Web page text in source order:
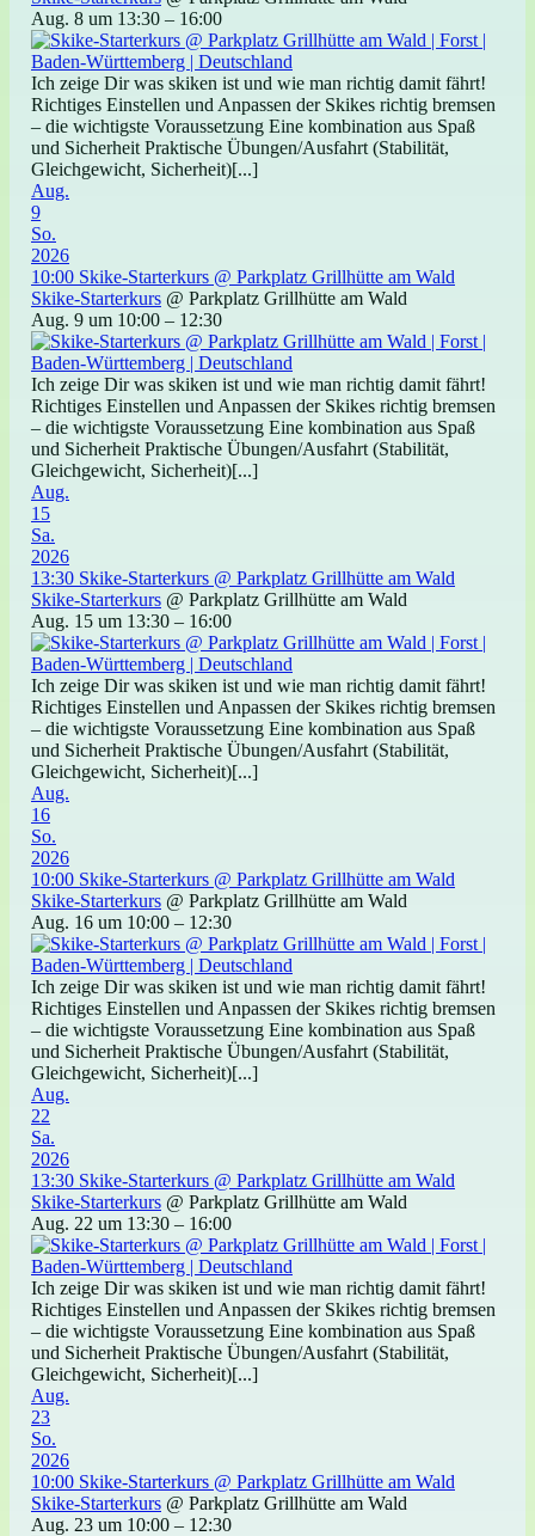
Aug. 8 um 13:30 – 16:00
Ich zeige Dir was skiken ist und wie man richtig damit fährt!
Richtiges Einstellen und Anpassen der Skikes richtig bremsen
– die wichtigste Voraussetzung Eine kombination aus Spaß
und Sicherheit Praktische Übungen/Ausfahrt (Stabilität,
Gleichgewicht, Sicherheit)[...]
Aug.
9
So.
2026
10:00 Skike-Starterkurs @ Parkplatz Grillhütte am Wald
Skike-Starterkurs @ Parkplatz Grillhütte am Wald
Aug. 9 um 10:00 – 12:30
Ich zeige Dir was skiken ist und wie man richtig damit fährt!
Richtiges Einstellen und Anpassen der Skikes richtig bremsen
– die wichtigste Voraussetzung Eine kombination aus Spaß
und Sicherheit Praktische Übungen/Ausfahrt (Stabilität,
Gleichgewicht, Sicherheit)[...]
Aug.
15
Sa.
2026
13:30 Skike-Starterkurs @ Parkplatz Grillhütte am Wald
Skike-Starterkurs @ Parkplatz Grillhütte am Wald
Aug. 15 um 13:30 – 16:00
Ich zeige Dir was skiken ist und wie man richtig damit fährt!
Richtiges Einstellen und Anpassen der Skikes richtig bremsen
– die wichtigste Voraussetzung Eine kombination aus Spaß
und Sicherheit Praktische Übungen/Ausfahrt (Stabilität,
Gleichgewicht, Sicherheit)[...]
Aug.
16
So.
2026
10:00 Skike-Starterkurs @ Parkplatz Grillhütte am Wald
Skike-Starterkurs @ Parkplatz Grillhütte am Wald
Aug. 16 um 10:00 – 12:30
Ich zeige Dir was skiken ist und wie man richtig damit fährt!
Richtiges Einstellen und Anpassen der Skikes richtig bremsen
– die wichtigste Voraussetzung Eine kombination aus Spaß
und Sicherheit Praktische Übungen/Ausfahrt (Stabilität,
Gleichgewicht, Sicherheit)[...]
Aug.
22
Sa.
2026
13:30 Skike-Starterkurs @ Parkplatz Grillhütte am Wald
Skike-Starterkurs @ Parkplatz Grillhütte am Wald
Aug. 22 um 13:30 – 16:00
Ich zeige Dir was skiken ist und wie man richtig damit fährt!
Richtiges Einstellen und Anpassen der Skikes richtig bremsen
– die wichtigste Voraussetzung Eine kombination aus Spaß
und Sicherheit Praktische Übungen/Ausfahrt (Stabilität,
Gleichgewicht, Sicherheit)[...]
Aug.
23
So.
2026
10:00 Skike-Starterkurs @ Parkplatz Grillhütte am Wald
Skike-Starterkurs @ Parkplatz Grillhütte am Wald
Aug. 23 um 10:00 – 12:30